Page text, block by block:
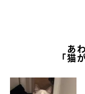
あ
「猫